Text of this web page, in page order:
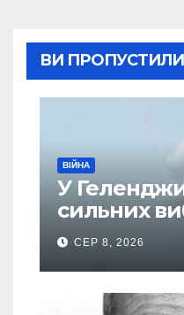
ВИ ПРОПУСТИЛИ
ВІЙНА
У
сильних
почалася
евакуація
СЕР 8, 2026